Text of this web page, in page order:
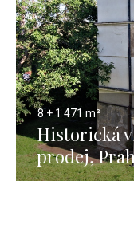
8 + 1 471 m²
Historická
prodej,
471m